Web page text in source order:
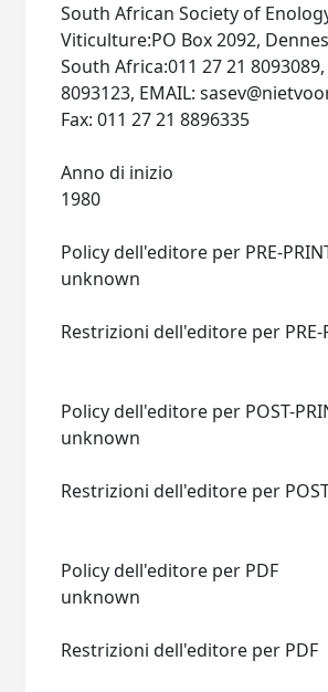
South African Society of
Viticulture:PO Box 2092,
South Africa:011 27 21 8093089,
8093123, EMAIL:
Anno di inizio
Policy dell'editore per PRE-
Restrizioni dell'editore per PRE-
Policy dell'editore per POST-
Restrizioni dell'editore per
Policy dell'editore per PDF
Restrizioni dell'editore per PDF